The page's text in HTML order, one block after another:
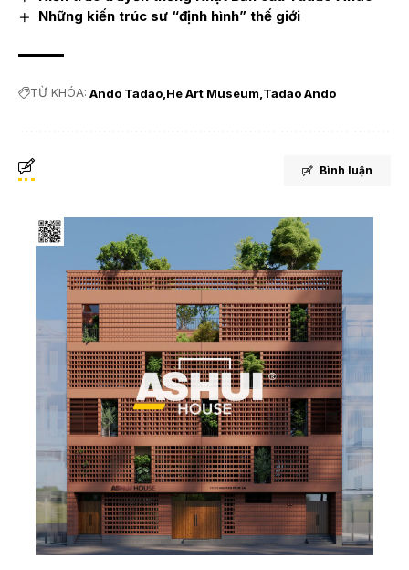
Những kiến trúc sư “định hình” thế giới
TỪ KHÓA: Ando Tadao He Art Museum Tadao Ando
Bình luận